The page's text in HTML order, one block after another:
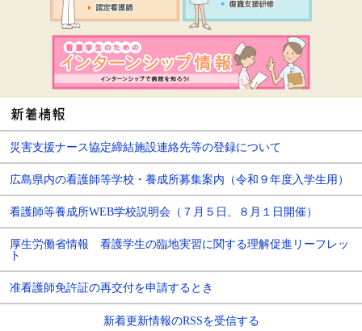
災害支援ナース協定締結施設連絡先等の登録について
広島県内の看護師等学校・養成所募集案内（令和９年度入学生用）
看護師等養成所WEB学校説明会（７月５日、８月１日開催）
厚生労働省情報 看護学生の臨地実習に関する理解促進リーフレッ
ト
准看護師免許証の再交付を申請するとき
新着更新情報のRSSを受信する